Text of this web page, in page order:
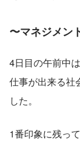
〜マネジメン
4日目の午前中
仕事が出来る社
した。
1番印象に残っ